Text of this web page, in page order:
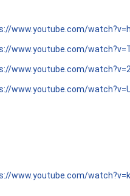
www.youtube.com/
www.youtube.com/
www.youtube.com/
www.youtube.com/
www.youtube.com/